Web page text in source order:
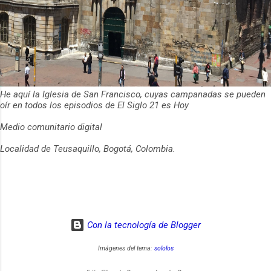
He aquí la Iglesia de San Francisco, cuyas campanadas se pueden
oír en todos los episodios de El Siglo 21 es Hoy
Medio comunitario digital
Localidad de Teusaquillo, Bogotá, Colombia.
Con la tecnología de Blogger
Imágenes del tema: sololos